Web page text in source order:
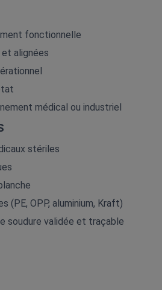
fonctionnelle
alignées
médical ou industriel
stériles
(PE, OPP, aluminium, Kraft)
soudure validée et traçable